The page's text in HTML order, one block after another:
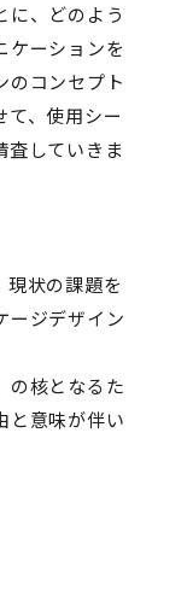
に、どのよう
ケーションを
のコンセプト
て、使用シー
査していきま
現状の課題を
ージデザイン
の核となるた
と意味が伴い